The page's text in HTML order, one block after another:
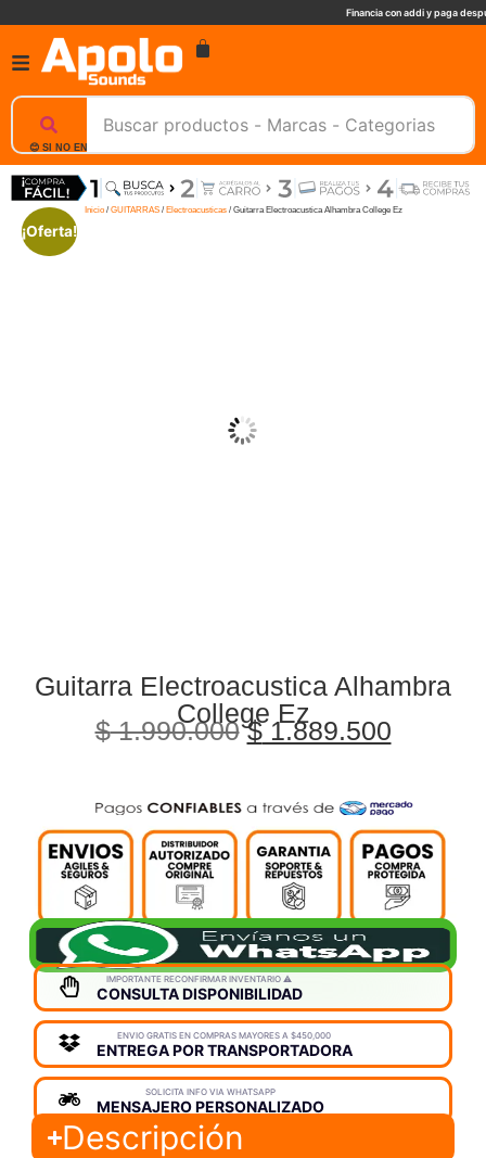
Financia con addi y paga
😊 SI NO ENCUENTRAS UN PRODUCTO, NOSOTROS TE AYUDAMOS, ESCRIBENOS. 📲
Inicio/ GUITARRAS/ Electroacusticas/ Guitarra Electroacustica Alhambra College Ez
¡Oferta!
Guitarra Electroacustica Alhambra
College Ez
$1.990.000 $1.889.500
IMPORTANTE RECONFIRMAR INVENTARIO ⚠️
CONSULTA DISPONIBILIDAD
ENVIO GRATIS EN COMPRAS MAYORES A $450,000
ENTREGA POR TRANSPORTADORA
SOLICITA INFO VIA WHATSAPP
MENSAJERO PERSONALIZADO
Descripción